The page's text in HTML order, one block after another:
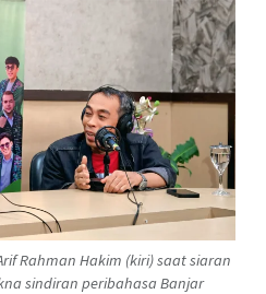
Rahman Hakim (kiri) saat siaran
sindiran peribahasa Banjar